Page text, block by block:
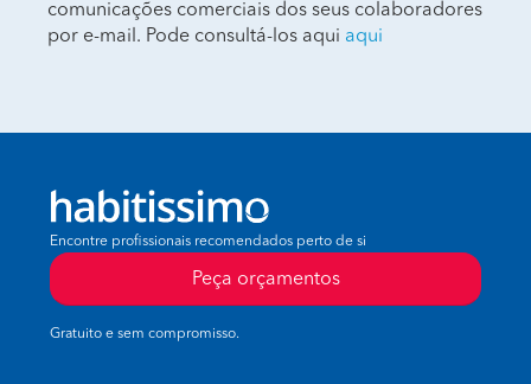
comunicações comerciais dos seus colaboradores
por e-mail. Pode consultá-los aqui aqui
Encontre profissionais recomendados perto de si
Peça orçamentos
Gratuito e sem compromisso.